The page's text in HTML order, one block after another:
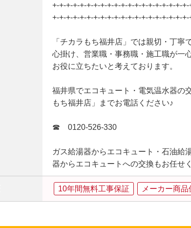
+-+-+-+-+-+-+-+-+-+-+-+-+-+-+-+-+-+-+-
+-+-+-+-+-+-+-+-+-+-+-+-+-+-+-+-+-+-+-
「チカラもち福井店」では親切・丁寧
心掛け、営業職・事務職・施工職が一
お役に立ちたいと考えております。
福井県でエコキュート・電気温水器の
もち福井店」までお電話ください♪
☎ 0120-526-330
ガス給湯器からエコキュート・石油給
器からエコキュートへの交換もお任せ
10年間無料工事保証 メーカー商品